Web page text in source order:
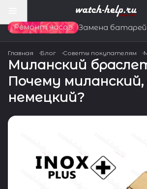
Ремонт часов Замена
Главная Блог Советы покупателям
Миланский
Почему миланский,
немецкий?